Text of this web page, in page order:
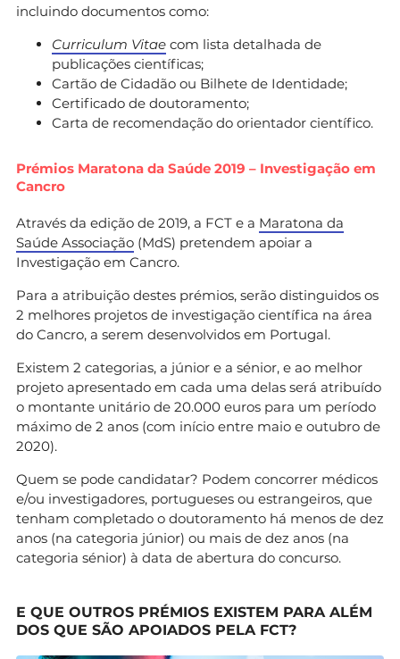
incluindo documentos como:
Curriculum Vitae com lista detalhada de
publicações científicas;
Cartão de Cidadão ou Bilhete de Identidade;
Certificado de doutoramento;
Carta de recomendação do orientador científico.
Prémios Maratona da Saúde 2019 – Investigação em
Cancro
Através da edição de 2019, a FCT e a Maratona da
Saúde Associação (MdS) pretendem apoiar a
Investigação em Cancro.
Para a atribuição destes prémios, serão distinguidos os
2 melhores projetos de investigação científica na área
do Cancro, a serem desenvolvidos em Portugal.
Existem 2 categorias, a júnior e a sénior, e ao melhor
projeto apresentado em cada uma delas será atribuído
o montante unitário de 20.000 euros para um período
máximo de 2 anos (com início entre maio e outubro de
2020).
Quem se pode candidatar? Podem concorrer médicos
e/ou investigadores, portugueses ou estrangeiros, que
tenham completado o doutoramento há menos de dez
anos (na categoria júnior) ou mais de dez anos (na
categoria sénior) à data de abertura do concurso.
E QUE OUTROS PRÉMIOS EXISTEM PARA ALÉM
DOS QUE SÃO APOIADOS PELA FCT?